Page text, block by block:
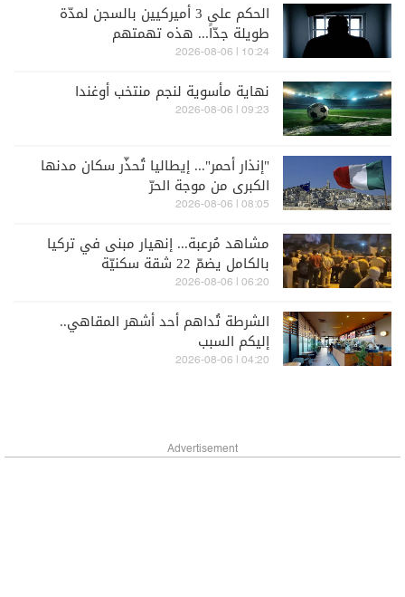
الحكم على 3 أميركيين بالسجن لمدّة
طويلة جدّاً... هذه تهمتهم
10:24 | 2026-08-06
نهاية مأسوية لنجم منتخب أوغندا
09:23 | 2026-08-06
"إنذار أحمر"... إيطاليا تُحذّر سكان مدنها
الكبرى من موجة الحرّ
08:05 | 2026-08-06
مشاهد مُرعبة... إنهيار مبنى في تركيا
بالكامل يضمّ 22 شقة سكنيّة
06:20 | 2026-08-06
الشرطة تُداهم أحد أشهر المقاهي..
إليكم السبب
04:20 | 2026-08-06
Advertisement